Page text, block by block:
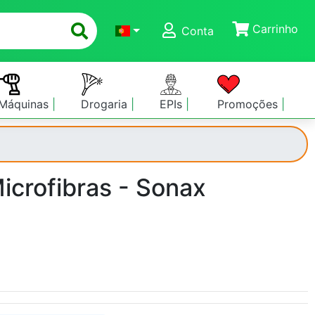
Conta
Carrinho
Drogaria EPIs Promoções
- Sonax